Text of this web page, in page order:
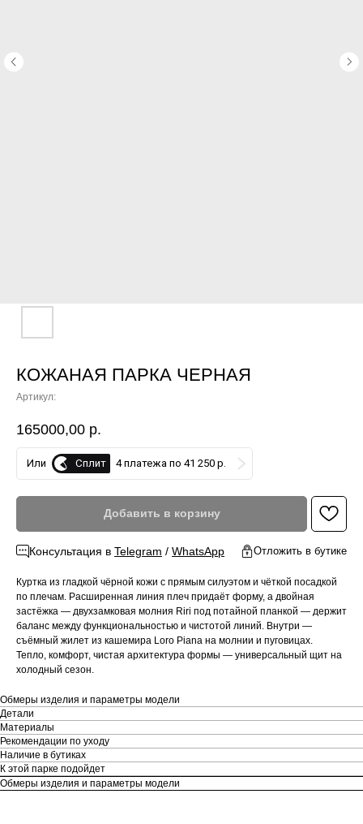
КОЖАНАЯ ПАРКА ЧЕРНАЯ
Артикул:
165000,00 р.
Или Сплит 4 платежа по 41 250 р.
Добавить в корзину
Консультация в Telegram / WhatsApp Отложить в бутике
Куртка из гладкой чёрной кожи с прямым силуэтом и чёткой посадкой
по плечам. Расширенная линия плеч придаёт форму, а двойная
застёжка — двухзамковая молния Riri под потайной планкой — держит
баланс между функциональностью и чистотой линий. Внутри —
съёмный жилет из кашемира Loro Piana на молнии и пуговицах.
Тепло, комфорт, чистая архитектура формы — универсальный щит на
холодный сезон.
Обмеры изделия и параметры модели
Детали
Материалы
Рекомендации по уходу
Наличие в бутиках
К этой парке подойдет
Обмеры изделия и параметры модели